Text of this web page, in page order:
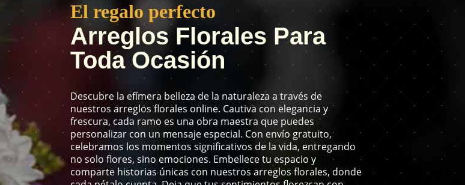
El regalo perfecto
Arreglos Florales Para
Toda Ocasión
Descubre la efímera belleza de la naturaleza a través de
nuestros arreglos florales online. Cautiva con elegancia y
frescura, cada ramo es una obra maestra que puedes
personalizar con un mensaje especial. Con envío gratuito,
celebramos los momentos significativos de la vida, entregando
no solo flores, sino emociones. Embellece tu espacio y
comparte historias únicas con nuestros arreglos florales, donde